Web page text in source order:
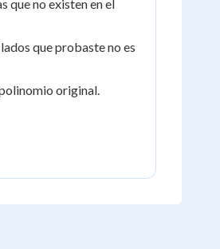
que no existen en el
que probaste no es
original.